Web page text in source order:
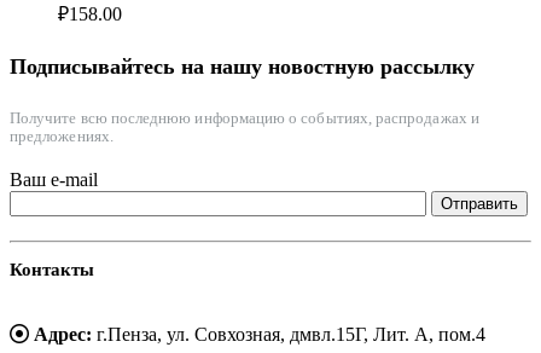
₽158.00
Подписывайтесь на нашу новостную рассылку
Получите всю последнюю информацию о событиях, распродажах и
предложениях.
Ваш e-mail
Контакты
Адрес: г.Пенза, ул. Совхозная, дмвл.15Г, Лит. А, пом.4